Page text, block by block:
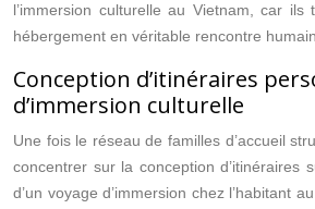
l’immersion culturelle au Vietnam, car ils
hébergement en véritable rencontre
Conception d’itinéraires
d’immersion culturelle
Une fois le réseau de familles d’accueil
concentrer sur la conception d’itinéraires
d’un voyage d’immersion chez l’habitant